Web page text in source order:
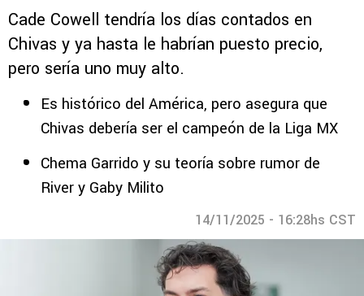
Cade Cowell tendría los días contados en
Chivas y ya hasta le habrían puesto precio,
pero sería uno muy alto.
Es histórico del América, pero asegura que
Chivas debería ser el campeón de la Liga MX
Chema Garrido y su teoría sobre rumor de
River y Gaby Milito
14/11/2025 - 16:28hs CST